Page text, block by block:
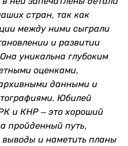
стран, так как
между ними сыграли
и развитии
уникальна глубоким
оценками,
данными и
Юбилей
и КНР – это хороший
пройденный путь,
выводы и наметить планы